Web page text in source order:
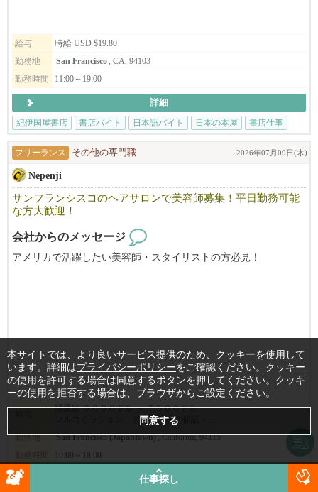
給与
時給 USD $19.80
勤務地
San Francisco , CA, 94103
勤務時間
11:00～19:00
詳細
紀伊国屋書店
書店バイト 日本語バイト 日本の本屋 書店仕事
フリーランス その他の専門職 2026年07月09日(木)
Nepenji
サンフランシスコのヘアサロンで美容師募集！平日勤務可能
な方大歓迎！
会社からのメッセージ
アメリカで活躍したい美容師・スタイリストの方必見！
マネージャとして力を発揮でできる方を募集いたします。
スタイリストも募集します。
フリーや飛び込みのお客様が大変多く、
すぐに稼げるようになりますよ。
まずはお気軽にご応募ください！
※必ず履歴書を添付の上ご応募ください。書類審査の上ご連絡さ
せて頂きます。
隔週給 ３０００ドル ～ ７５００ドル
フルコミッション、またはベース保証＋...
勤務地
San Francisco (Japantown), California, 94115
10:00～18:00
詳細
仕事探し
本サイトでは、より良いサービス提供のため、クッキーを使用して
います。詳細はプライバシーポリシーをご確認ください。クッキー
の使用を許可する場合は同意するボタンを押してください。クッキ
ーの使用を拒否する場合は、ブラウザからご設定ください。